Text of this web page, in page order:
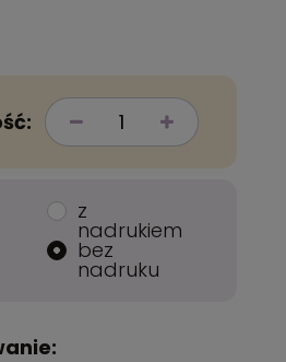
z
nadrukiem
bez
nadruku